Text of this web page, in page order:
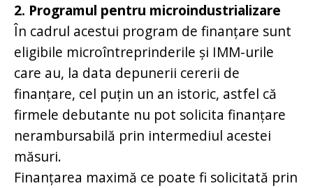
2. Programul pentru microindustrializare
În cadrul acestui program de finanțare sunt
eligibile microîntreprinderile și IMM-urile
care au, la data depunerii cererii de
finanțare, cel puțin un an istoric, astfel că
firmele debutante nu pot solicita finanțare
nerambursabilă prin intermediul acestei
măsuri.
Finanțarea maximă ce poate fi solicitată prin